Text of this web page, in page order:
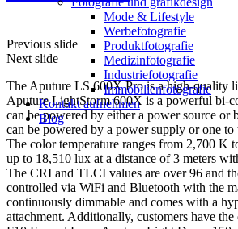
Mode & Lifestyle
Werbefotografie
Produktfotografie
Medizinfotografie
Industriefotografie
Immobilienfotografie
Kontakt aufnehmen
Blog
Previous slide
Next slide
The Aputure LS 600X Pro is a high-quality
Aputure LightStorm 600X is a powerful bi-
can be powered by either a power source or
can be powered by a power supply or one
The color temperature ranges from 2,700 K
up to 18,510 lux at a distance of 3 meters
The CRI and TLCI values are over 96 and
controlled via WiFi and Bluetooth with the
continuously dimmable and comes with a
attachment. Additionally, customers have